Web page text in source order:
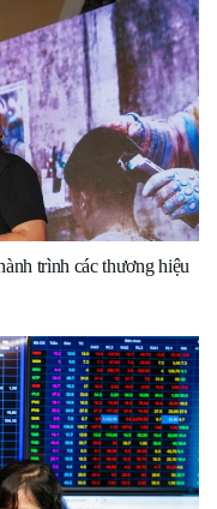
trình các thương hiệu